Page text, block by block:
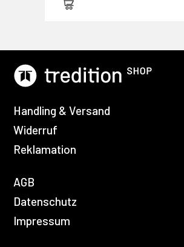
Handling & Versand
Widerruf
Reklamation
AGB
Datenschutz
Impressum